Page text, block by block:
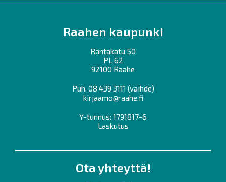
Raahen kaupunki
Rantakatu 50
PL 62
92100 Raahe
Puh. 08 439 3111 (vaihde)
kirjaamo@raahe.fi
Y-tunnus: 1791817-6
Laskutus
Ota yhteyttä!